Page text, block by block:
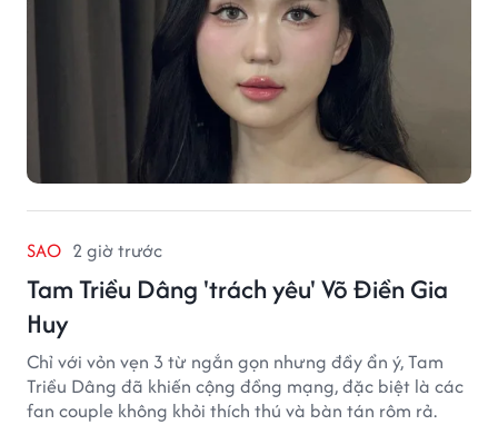
SAO 2 giờ trước
Tam Triều Dâng 'trách yêu' Võ Điền Gia
Huy
Chỉ với vỏn vẹn 3 từ ngắn gọn nhưng đầy ẩn ý, Tam
Triều Dâng đã khiến cộng đồng mạng, đặc biệt là các
fan couple không khỏi thích thú và bàn tán rôm rả.